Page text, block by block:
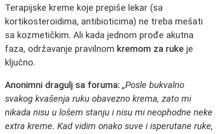
Terapijske kreme koje prepiše lekar (sa
kortikosteroidima, antibioticima) ne treba mešati
sa kozmetičkim. Ali kada jednom prođe akutna
faza, održavanje pravilnom kremom za ruke je
ključno.
Anonimni dragulj sa foruma: „Posle bukvalno
svakog kvašenja ruku obavezno krema, zato mi
nikada nisu u lošem stanju i nisu mi neophodne neke
extra kreme. Kad vidim onako suve i isperutane ruke,